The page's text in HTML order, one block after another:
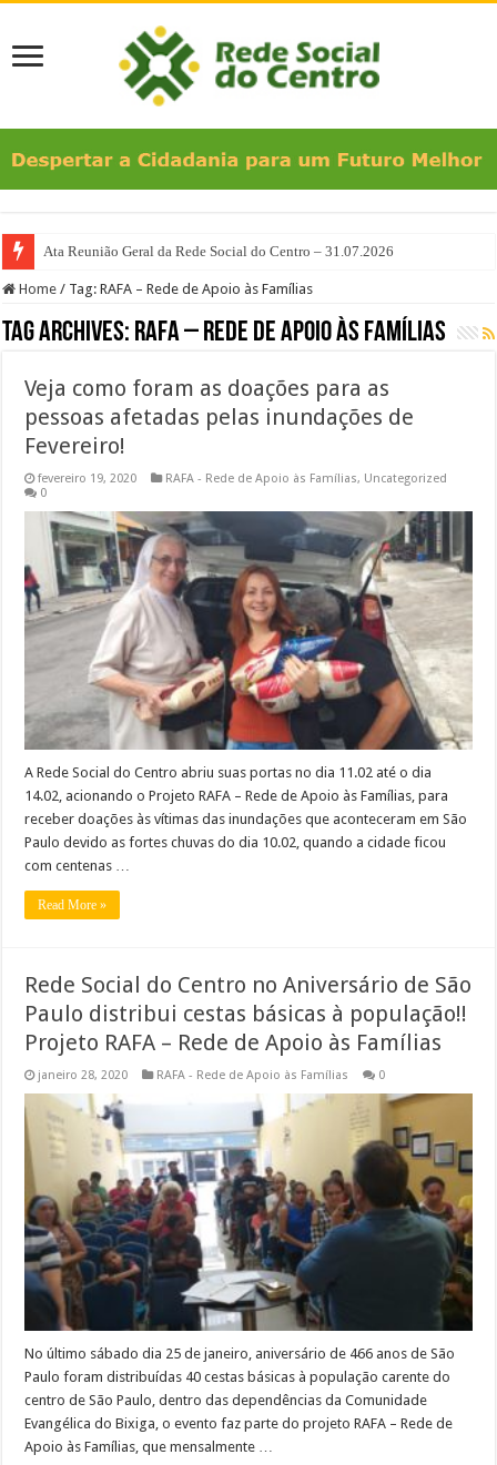
Ata Reunião Geral da Rede Social do Centro – 31.07.2026
Home / Tag:RAFA – Rede de Apoio às Famílias
Tag Archives: RAFA – Rede de Apoio às Famílias
Veja como foram as doações para as
pessoas afetadas pelas inundações de
Fevereiro!
fevereiro 19, 2020 RAFA - Rede de Apoio às Famílias, Uncategorized
0
A Rede Social do Centro abriu suas portas no dia 11.02 até o dia
14.02, acionando o Projeto RAFA – Rede de Apoio às Famílias, para
receber doações às vítimas das inundações que aconteceram em São
Paulo devido as fortes chuvas do dia 10.02, quando a cidade ficou
com centenas …
Read More »
Rede Social do Centro no Aniversário de São
Paulo distribui cestas básicas à população!!
Projeto RAFA – Rede de Apoio às Famílias
janeiro 28, 2020 RAFA - Rede de Apoio às Famílias 0
No último sábado dia 25 de janeiro, aniversário de 466 anos de São
Paulo foram distribuídas 40 cestas básicas à população carente do
centro de São Paulo, dentro das dependências da Comunidade
Evangélica do Bixiga, o evento faz parte do projeto RAFA – Rede de
Apoio às Famílias, que mensalmente …